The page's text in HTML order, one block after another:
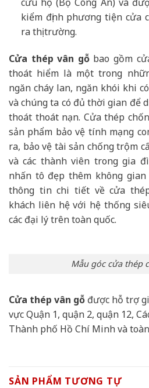
kiểm định phương tiện cửa
ra thị trường.
Cửa thép vân gỗbao gồm
thoát hiểm là một trong
ngăn cháy lan, ngăn khói khi
và chúng ta có đủ thời gian để
thoát thoát nạn. Cửa thép
sản phẩm bảo vệ tính mạng
ra, bảo vệ tài sản chống trộm
và các thành viên trong gia
nhấn tô đẹp thêm không
thông tin chi tiết về cửa
khách liên hệ với hệ thống
các đại lý trên toàn quốc.
Mẫu góc cửa thép
Cửa thép vân gỗ được hỗ trợ
vực Quận 1, quận 2, quận 12,
Thành phố Hồ Chí Minh và
SẢN PHẨM TƯƠNG TỰ